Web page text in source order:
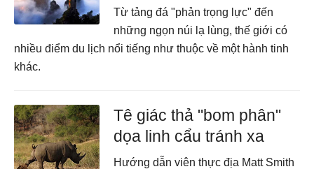
Từ tảng đá "phản trọng lực" đến
những ngọn núi lạ lùng, thế giới có
nhiều điểm du lịch nổi tiếng như thuộc về một hành tinh
khác.
Tê giác thả "bom phân"
dọa linh cẩu tránh xa
Hướng dẫn viên thực địa Matt Smith